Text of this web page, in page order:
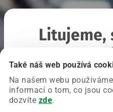
Také náš web používá
Na našem webu
informací o tom, co jsou
dozvíte zde.
Litujeme,
Chyba nastala na naší
Zkuste prosím znovu